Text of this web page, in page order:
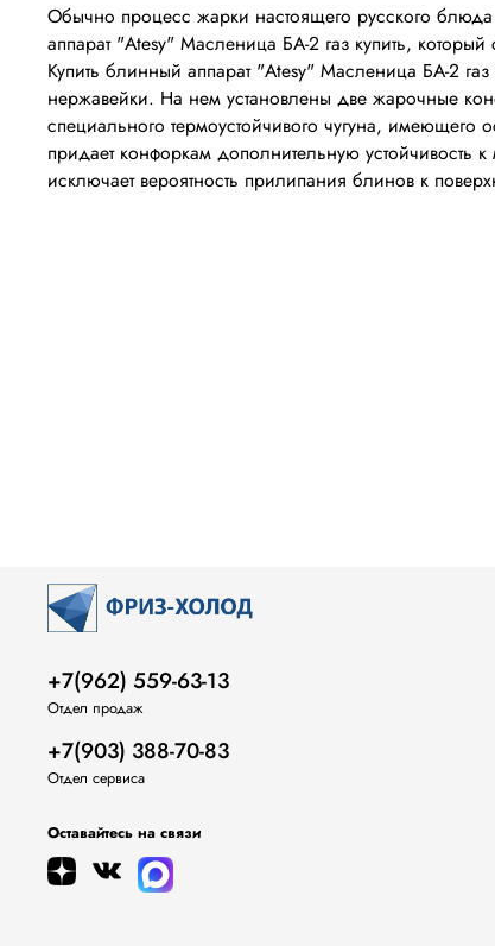
Обычно процесс жарки настоящего русского
аппарат "Atesy" Масленица БА-2 газ купить, который
Купить блинный аппарат "Atesy" Масленица БА-2 газ
нержавейки. На нем установлены две жарочные
специального термоустойчивого чугуна, имеющего
придает конфоркам дополнительную
исключает вероятность прилипания блинов к
+7(962) 559-63-13
Отдел продаж
+7(903) 388-70-83
Отдел сервиса
Оставайтесь на связи